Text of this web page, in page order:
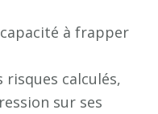
à frapper
risques calculés,
sur ses